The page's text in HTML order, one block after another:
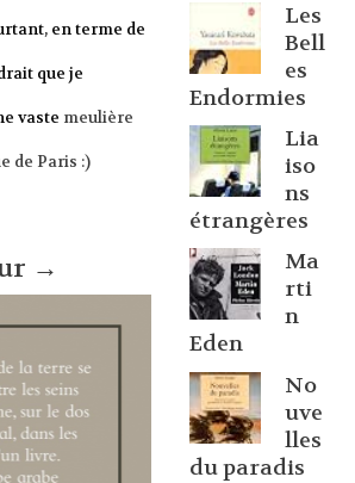
en terme de
que je
vaste meulière
de Paris :)
→
Les
Bell
es
Endormies
Lia
iso
ns
étrangères
Ma
rti
n
Eden
No
uve
lles
du paradis